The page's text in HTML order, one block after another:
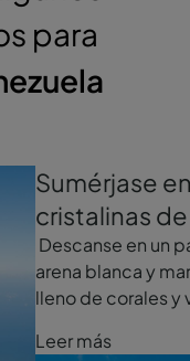
para
Sumérjase
cristalinas
Descanse en un
arena blanca y
lleno de corales y
Leer más